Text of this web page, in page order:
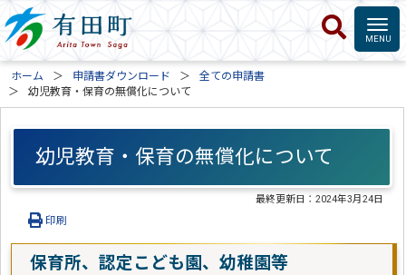
ホーム 申請書ダウンロード
全ての申請書
幼児教育・保育の無償化について
幼児教育・保育の無償化について
最終更新日：2024年3月24日
印刷
保育所、認定こども園、幼稚園等